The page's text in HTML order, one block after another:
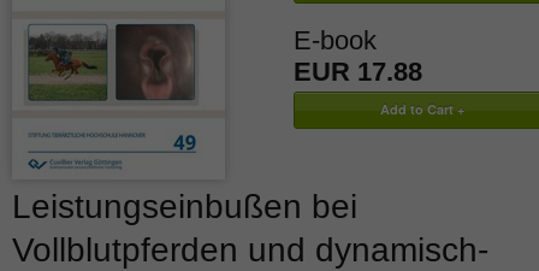
E-book
EUR 17.88
Leistungseinbußen bei
Vollblutpferden und dynamisch-